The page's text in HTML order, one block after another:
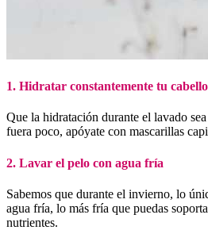
1. Hidratar constantemente tu cabello
Que la hidratación durante el lavado
fuera poco, apóyate con mascarillas
2. Lavar el pelo con agua fría
Sabemos que durante el invierno, lo
agua fría, lo más fría que puedas
nutrientes.